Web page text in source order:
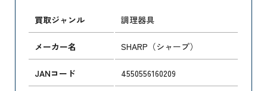
買取ジャンル 調理器具
メーカー名 SHARP（シャープ）
JANコード 4550556160209